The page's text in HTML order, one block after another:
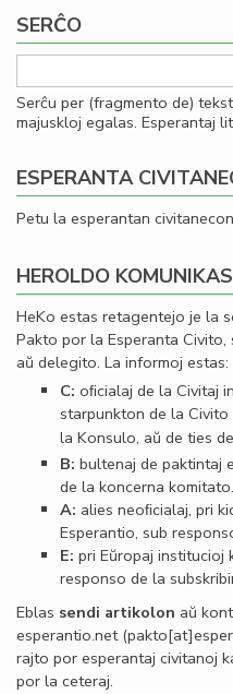
SERĈO
Serĉu per (fragmento de)
majuskloj egalas. Esperantaj
ESPERANTA
Petu la esperantan
HEROLDO
HeKo estas retagentejo je la
Pakto por la Esperanta
aŭ delegito. La informoj estas:
C: oﬁcialaj de la Civitaj
starpunkton de la
la Konsulo, aŭ de ties
B: bultenaj de paktintaj
de la koncerna komitato.
A: alies neoﬁcialaj, pri
Esperantio, sub
E: pri Eŭropaj institucioj
responso de la
Eblas sendi artikolon aŭ
esperantio.net
rajto por esperantaj civitanoj
por la ceteraj.